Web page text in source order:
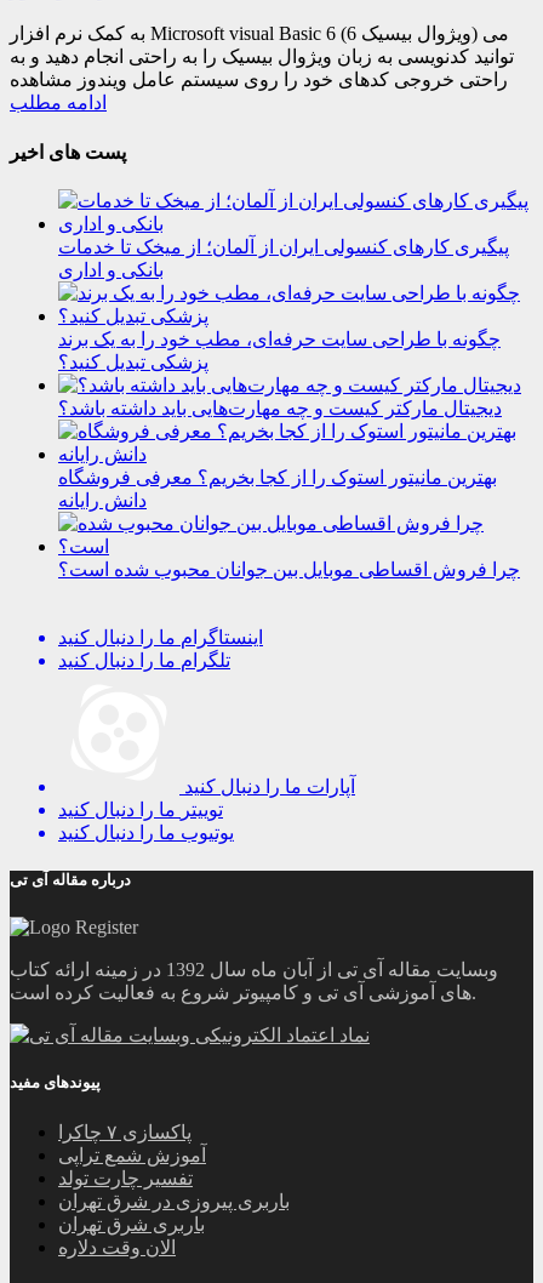
به کمک نرم افزار Microsoft visual Basic 6 (ویژوال بیسیک 6) می
توانید کدنویسی به زبان ویژوال بیسیک را به راحتی انجام دهید و به
راحتی خروجی کدهای خود را روی سیستم عامل ویندوز مشاهده
ادامه مطلب
پست های اخیر
پیگیری کارهای کنسولی ایران از آلمان؛ از میخک تا خدمات
بانکی و اداری
چگونه با طراحی سایت حرفه‌ای، مطب خود را به یک برند
پزشکی تبدیل کنید؟
دیجیتال مارکتر کیست و چه مهارت‌هایی باید داشته باشد؟
بهترین مانیتور استوک را از کجا بخریم؟ معرفی فروشگاه
دانش رایانه
چرا فروش اقساطی موبایل بین جوانان محبوب شده است؟
اینستاگرام ما را دنبال کنید
تلگرام ما را دنبال کنید
آپارات ما را دنبال کنید
توییتر ما را دنبال کنید
یوتیوب ما را دنبال کنید
درباره مقاله آی تی
وبسایت مقاله آی تی از آبان ماه سال 1392 در زمینه ارائه کتاب
های آموزشی آی تی و کامپیوتر شروع به فعالیت کرده است.
پیوندهای مفید
پاکسازی ۷ چاکرا
آموزش شمع تراپی
تفسیر چارت تولد
باربری پیروزی در شرق تهران
باربری شرق تهران
الان وقت دلاره